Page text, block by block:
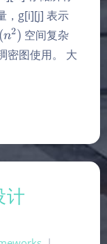
，g[i][j] 表示
(n2) 空间复杂
密图使用。 大
计